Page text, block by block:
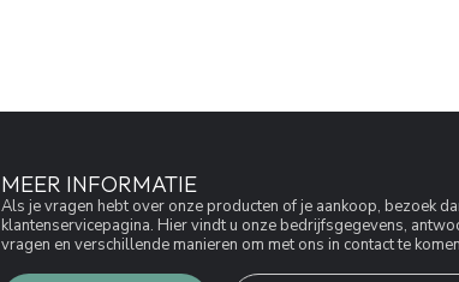
MEER INFORMATIE
Als je vragen hebt over onze producten of je aankoop, bezoek
klantenservicepagina. Hier vindt u onze bedrijfsgegevens,
vragen en verschillende manieren om met ons in contact te